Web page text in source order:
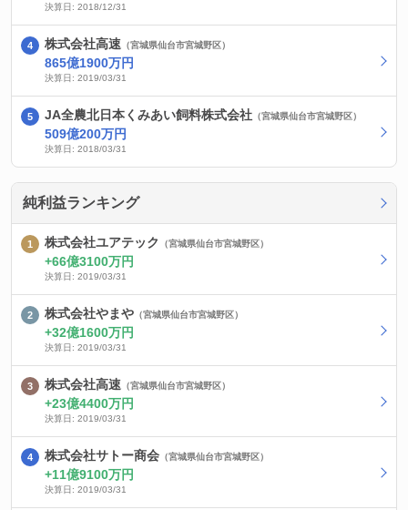
決算日: 2018/12/31
株式会社高速 （宮城県仙台市宮城野区）
865億1900万円
決算日: 2019/03/31
JA全農北日本くみあい飼料株式会社 （宮城県仙台市宮城野区）
509億200万円
決算日: 2018/03/31
純利益ランキング
株式会社ユアテック （宮城県仙台市宮城野区）
66億3100万円
決算日: 2019/03/31
株式会社やまや （宮城県仙台市宮城野区）
32億1600万円
決算日: 2019/03/31
株式会社高速 （宮城県仙台市宮城野区）
23億4400万円
決算日: 2019/03/31
株式会社サトー商会 （宮城県仙台市宮城野区）
11億9100万円
決算日: 2019/03/31